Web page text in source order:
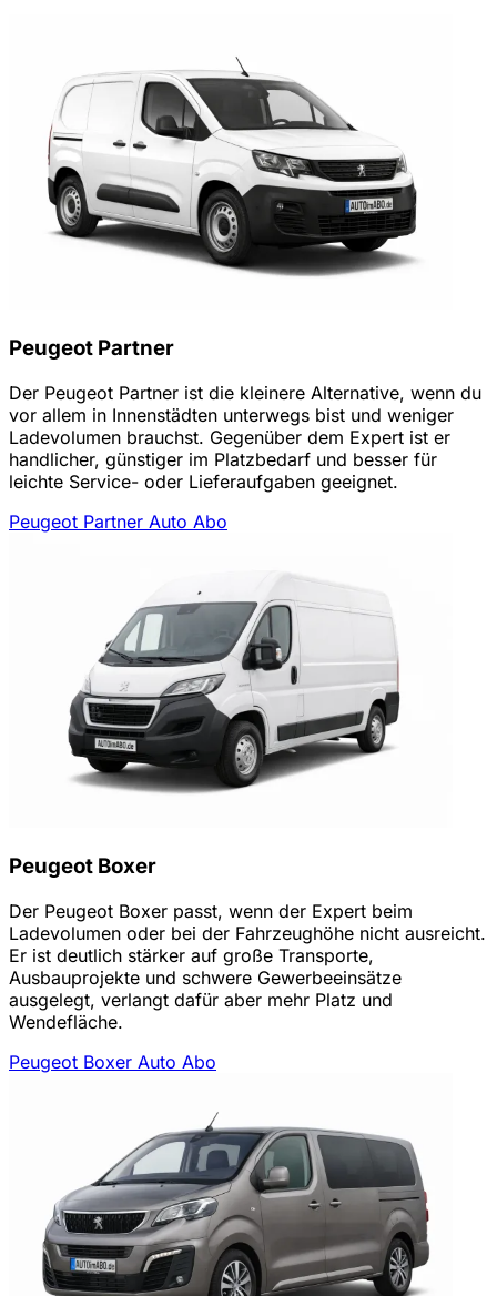
Peugeot Partner
Der Peugeot Partner ist die kleinere Alternative, wenn du
vor allem in Innenstädten unterwegs bist und weniger
Ladevolumen brauchst. Gegenüber dem Expert ist er
handlicher, günstiger im Platzbedarf und besser für
leichte Service- oder Lieferaufgaben geeignet.
Peugeot Partner Auto Abo
Peugeot Boxer
Der Peugeot Boxer passt, wenn der Expert beim
Ladevolumen oder bei der Fahrzeughöhe nicht ausreicht.
Er ist deutlich stärker auf große Transporte,
Ausbauprojekte und schwere Gewerbeeinsätze
ausgelegt, verlangt dafür aber mehr Platz und
Wendefläche.
Peugeot Boxer Auto Abo